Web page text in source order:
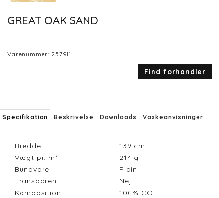
GREAT OAK SAND
Varenummer: 257911
Find forhandler
Specifikation Beskrivelse Downloads Vaskeanvisninger
Bredde 139 cm
Vægt pr. m²
214 g
Bundvare
Plain
Transparent
Nej
Komposition
100% COT